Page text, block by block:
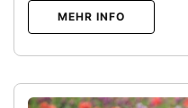
MEHR INFO